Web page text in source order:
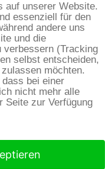
auf unserer Website.
essenziell für den
andere uns
und die
verbessern (Tracking
selbst entscheiden,
möchten.
bei einer
nicht mehr alle
Seite zur Verfügung